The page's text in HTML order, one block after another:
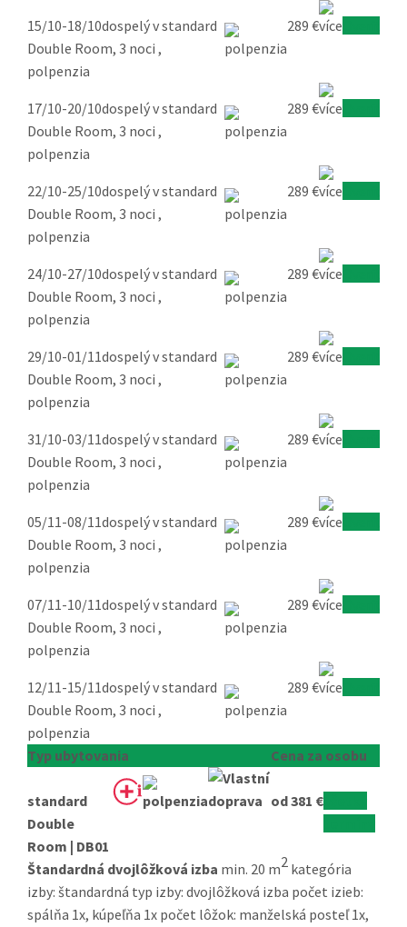
15/10-18/10dospelý v standard
Double Room, 3 noci ,
polpenzia
289 €
17/10-20/10dospelý v standard
Double Room, 3 noci ,
polpenzia
289 €
22/10-25/10dospelý v standard
Double Room, 3 noci ,
polpenzia
289 €
24/10-27/10dospelý v standard
Double Room, 3 noci ,
polpenzia
289 €
29/10-01/11dospelý v standard
Double Room, 3 noci ,
polpenzia
289 €
31/10-03/11dospelý v standard
Double Room, 3 noci ,
polpenzia
289 €
05/11-08/11dospelý v standard
Double Room, 3 noci ,
polpenzia
289 €
07/11-10/11dospelý v standard
Double Room, 3 noci ,
polpenzia
289 €
12/11-15/11dospelý v standard
Double Room, 3 noci ,
polpenzia
289 €
Typ ubytovania Cena za osobu
standard
Double
Room | DB01
od 381 €
Štandardná dvojlôžková izba min. 20 m2 kategória
izby: štandardná typ izby: dvojlôžková izba počet izieb:
spálňa 1x, kúpeľňa 1x počet lôžok: manželská posteľ 1x,